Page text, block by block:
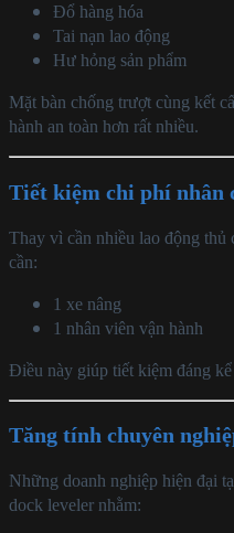
Đổ hàng hóa
Tai nạn lao động
Hư hỏng sản phẩm
Mặt bàn chống trượt cùng kết
hành an toàn hơn rất nhiều.
Tiết kiệm chi phí nhân
Thay vì cần nhiều lao động thủ
cần:
1 xe nâng
1 nhân viên vận hành
Điều này giúp tiết kiệm đáng
Tăng tính chuyên
Những doanh nghiệp hiện đại
dock leveler nhằm: